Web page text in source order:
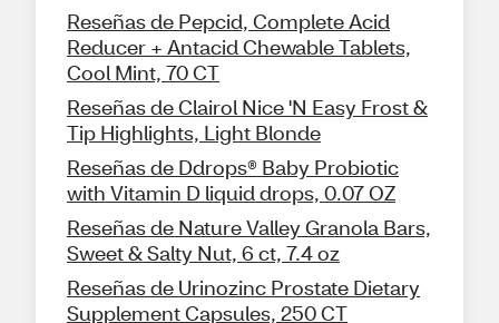
Reseñas de Pepcid, Complete Acid
Reducer + Antacid Chewable Tablets,
Cool Mint, 70 CT
Reseñas de Clairol Nice 'N Easy Frost &
Tip Highlights, Light Blonde
Reseñas de Ddrops® Baby Probiotic
with Vitamin D liquid drops, 0.07 OZ
Reseñas de Nature Valley Granola Bars,
Sweet & Salty Nut, 6 ct, 7.4 oz
Reseñas de Urinozinc Prostate Dietary
Supplement Capsules, 250 CT